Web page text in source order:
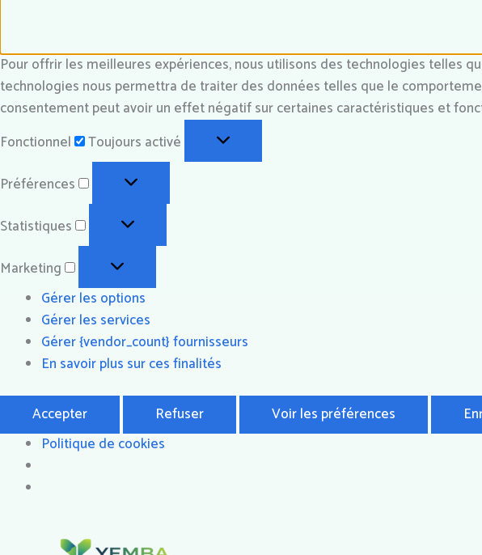
Pour offrir les meilleures expériences, nous utilisons des technologies telles
technologies nous permettra de traiter des données telles que le
consentement peut avoir un effet négatif sur certaines caractéristiques et
Fonctionnel
Toujours activé
Préférences
Statistiques
Marketing
Gérer les options
Gérer les services
Gérer {vendor_count} fournisseurs
En savoir plus sur ces finalités
Accepter Refuser Voir les préférences
Politique de cookies